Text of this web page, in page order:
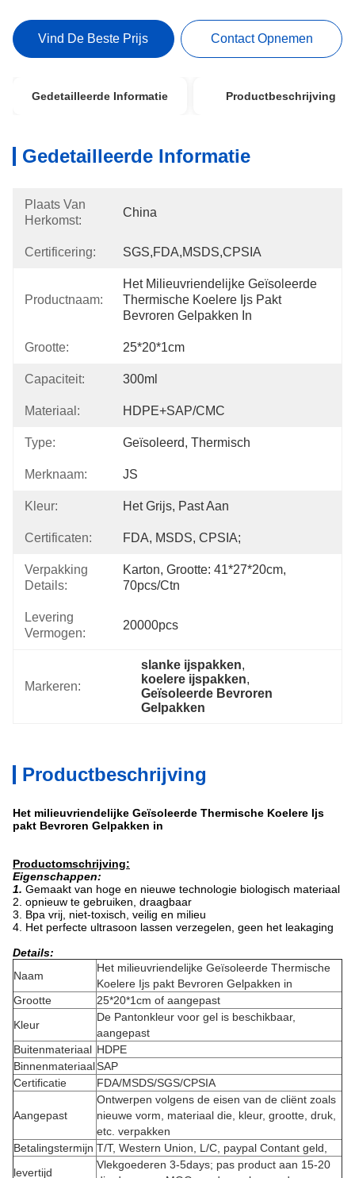
Vind De Beste Prijs Contact Opnemen
Gedetailleerde Informatie Productbeschrijving
Gedetailleerde Informatie
Plaats Van
Herkomst:
China
Certificering: SGS,FDA,MSDS,CPSIA
Productnaam:
Het Milieuvriendelijke Geïsoleerde
Thermische Koelere Ijs Pakt
Bevroren Gelpakken In
Grootte: 25*20*1cm
Capaciteit: 300ml
Materiaal: HDPE+SAP/CMC
Type: Geïsoleerd, Thermisch
Merknaam: JS
Kleur: Het Grijs, Past Aan
Certificaten: FDA, MSDS, CPSIA;
Verpakking
Details:
Karton, Grootte: 41*27*20cm,
70pcs/ctn
Levering
Vermogen:
20000pcs
Markeren:
slanke ijspakken,
koelere ijspakken,
Geïsoleerde Bevroren
Gelpakken
Productbeschrijving
Het milieuvriendelijke Geïsoleerde Thermische Koelere Ijs
pakt Bevroren Gelpakken in
Productomschrijving:
Eigenschappen:
1. Gemaakt van hoge en nieuwe technologie biologisch materiaal
2. opnieuw te gebruiken, draagbaar
3. Bpa vrij, niet-toxisch, veilig en milieu
4. Het perfecte ultrasoon lassen verzegelen, geen het leakaging
Details:
Naam
Het milieuvriendelijke Geïsoleerde Thermische
Koelere Ijs pakt Bevroren Gelpakken in
Grootte
25*20*1cm of aangepast
Kleur
De Pantonkleur voor gel is beschikbaar,
aangepast
Buitenmateriaal HDPE
BinnenmateriaalSAP
Certificatie
FDA/MSDS/SGS/CPSIA
Aangepast
Ontwerpen volgens de eisen van de cliënt zoals
nieuwe vorm, materiaal die, kleur, grootte, druk,
etc. verpakken
Betalingstermijn T/T, Western Union, L/C, paypal Contant geld,
levertijd
Vlekgoederen 3-5days; pas product aan 15-20